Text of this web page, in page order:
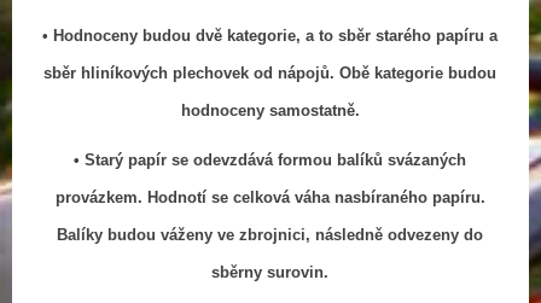
• Hodnoceny budou dvě kategorie, a to sběr starého papíru a
sběr hliníkových plechovek od nápojů. Obě kategorie budou
hodnoceny samostatně.
• Starý papír se odevzdává formou balíků svázaných
provázkem. Hodnotí se celková váha nasbíraného papíru.
Balíky budou váženy ve zbrojnici, následně odvezeny do
sběrny surovin.